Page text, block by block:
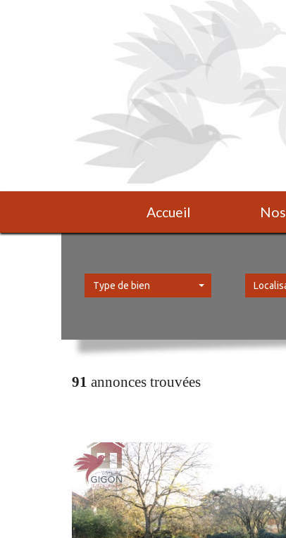
Accueil
Type de bien
91 annonces trouvées